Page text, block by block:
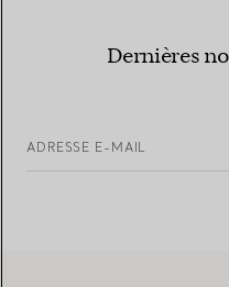
Dernières
ADRESSE E-MAIL